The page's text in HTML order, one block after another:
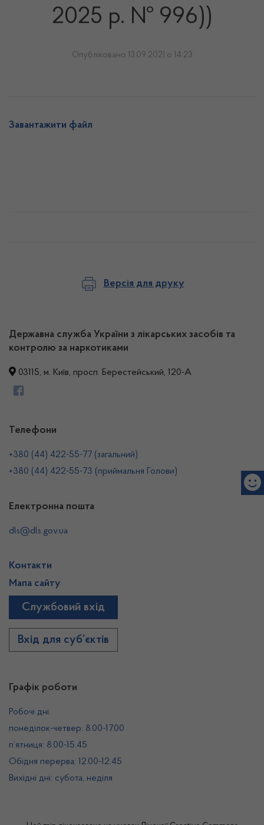
2025 р. № 996))
Опубліковано 13.09.2021 о 14:23
Завантажити файл
Версія для друку
Державна служба України з лікарських засобів та
контролю за наркотиками
03115, м. Київ, просп. Берестейський, 120-А
Графік роботи
Робочі дні:
понеділок-четвер: 8.00-17.00
п’ятниця: 8.00-15.45
Обідня перерва: 12.00-12.45
Вихідні дні: субота, неділя
Телефони
+380 (44) 422-55-77 (загальний)
+380 (44) 422-55-73 (приймальня Голови)
Електронна пошта
dls@dls.gov.ua
Контакти
Мапа сайту
Службовий вхід
Вхід для суб’єктів